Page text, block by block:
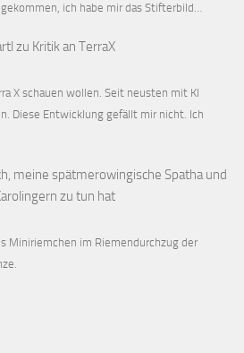
ich habe mir das Stifterbild…
zu Kritik an TerraX
X schauen wollen. Seit neusten mit KI
Diese Entwicklung gefällt mir nicht. Ich
meine spätmerowingische Spatha und
zu tun hat
Miniriemchen im Riemendurchzug der